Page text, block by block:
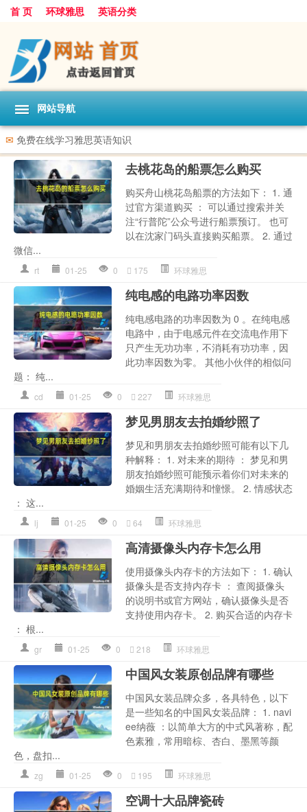
首 页 环球雅思 英语分类
网站导航
✉ 免费在线学习雅思英语知识
去桃花岛的船票怎么购买
购买舟山桃花岛船票的方法如下： 1. 通
过官方渠道购买 ： 可以通过搜索并关
注“行普陀”公众号进行船票预订。 也可
以在沈家门码头直接购买船票。 2. 通过
微信...
rt 01-25 0 175 环球雅思
纯电感的电路功率因数
纯电感电路的功率因数为 0 。在纯电感
电路中，由于电感元件在交流电作用下
只产生无功功率，不消耗有功功率，因
此功率因数为零。 其他小伙伴的相似问
题： 纯...
cd 01-25 0 227 环球雅思
梦见男朋友去拍婚纱照了
梦见和男朋友去拍婚纱照可能有以下几
种解释： 1. 对未来的期待 ： 梦见和男
朋友拍婚纱照可能预示着你们对未来的
婚姻生活充满期待和憧憬。 2. 情感状态
： 这...
lj 01-25 0 64 环球雅思
高清摄像头内存卡怎么用
使用摄像头内存卡的方法如下： 1. 确认
摄像头是否支持内存卡 ： 查阅摄像头
的说明书或官方网站，确认摄像头是否
支持使用内存卡。 2. 购买合适的内存卡
： 根...
gr 01-25 0 218 环球雅思
中国风女装原创品牌有哪些
中国风女装品牌众多，各具特色，以下
是一些知名的中国风女装品牌： 1. navi
ee纳薇 ：以简单大方的中式风著称，配
色素雅，常用暗棕、杏白、墨黑等颜
色，盘扣...
zg 01-25 0 195 环球雅思
空调十大品牌瓷砖